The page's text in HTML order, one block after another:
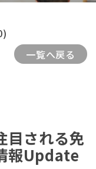
一覧へ戻る
目される免
報Update